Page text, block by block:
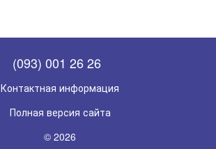
(093) 001 26 26
Контактная информация
Полная версия сайта
© 2026